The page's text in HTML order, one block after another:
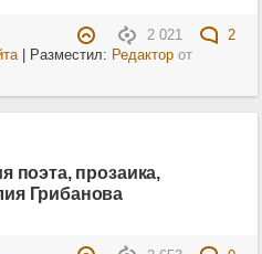
2 021
2
| Разместил: Редакторот
поэта, прозаика,
Грибанова